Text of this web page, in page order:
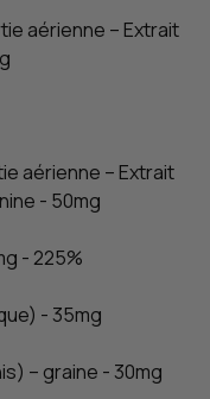
aérienne – Extrait
aérienne – Extrait
- 50mg
- 225%
- 35mg
– graine - 30mg